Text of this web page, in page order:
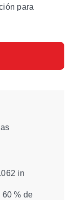
para
in
60 % de